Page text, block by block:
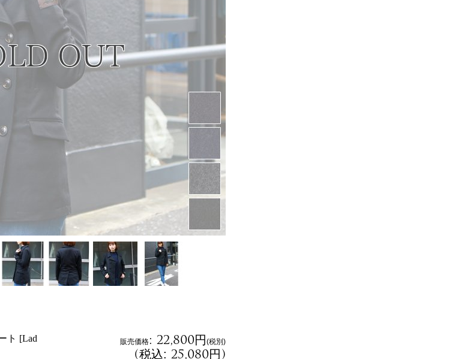
ト [Lad
販売価格: 22,800円(税別)
(税込: 25,080円)